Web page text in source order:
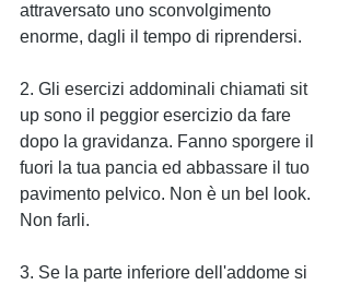
attraversato uno sconvolgimento
enorme, dagli il tempo di riprendersi.
2. Gli esercizi addominali chiamati sit
up sono il peggior esercizio da fare
dopo la gravidanza. Fanno sporgere il
fuori la tua pancia ed abbassare il tuo
pavimento pelvico. Non è un bel look.
Non farli.
3. Se la parte inferiore dell'addome si